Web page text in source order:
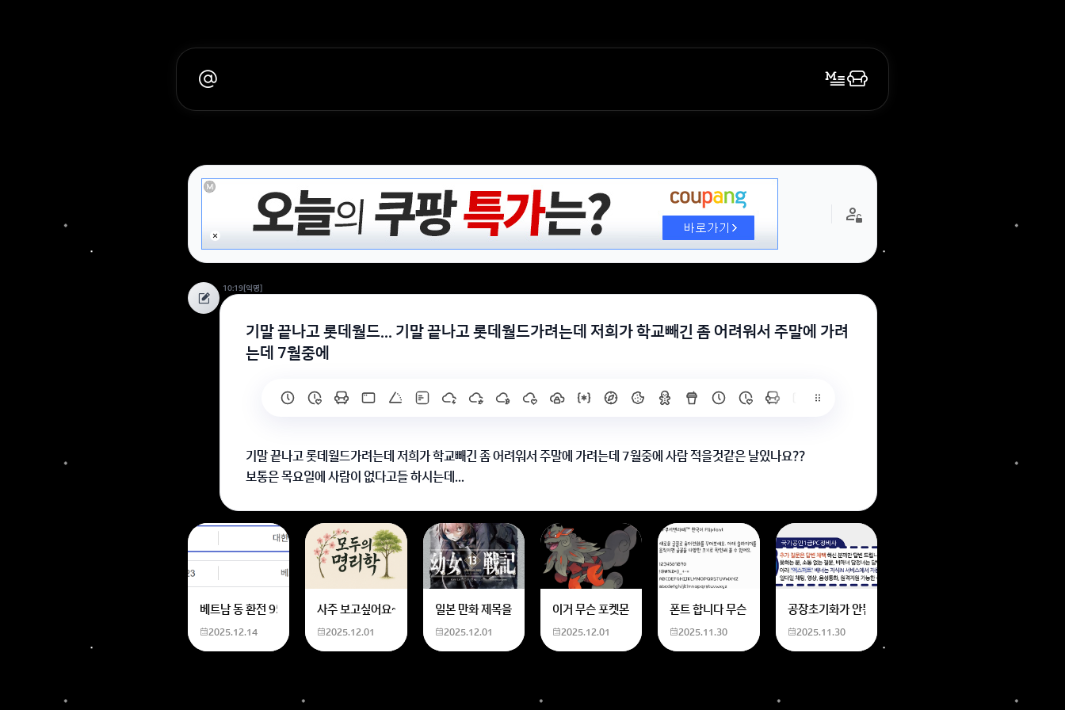
10:19[익명]
기말 끝나고 롯데월드... 기말 끝나고 롯데월드가려는데 저희가 학교빼긴 좀 어려워서 주말에 가려
는데 7월중에
기말 끝나고 롯데월드가려는데 저희가 학교빼긴 좀 어려워서 주말에 가려는데 7월중에 사람 적을것같은 날있나요??
보통은 목요일에 사람이 없다고들 하시는데...
베트남 동 환전 950,000원동 한화 계산할때0하나 빼고 나누기 2하면 되는거 아닌가요??제가 알고 있는거랑
2025.12.14
사주 보고싶어요~ 사주 보고 싶은데 어디서 봐야할 지모르겠어요여자 양력 2007 04 06
2025.12.01
일본 만화 제목을 찾습니다 - 비행 마법 저격 여자 기억하기로는 위의 내용에 있는 일본 만화 제목을 찾습니다. 만화의 내용은
2025.12.01
이거 무슨 포켓몬이에요? 신기하네요
2025.12.01
폰트 합니다 무슨 폰트인지 알려주세요
2025.11.30
공장초기화가 안됩니다 제가 볼륨 아래버튼이랑 전원버튼
2025.11.30